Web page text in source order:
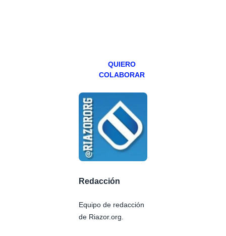
QUIERO
COLABORAR
Redacción
Equipo de redacción
de Riazor.org.